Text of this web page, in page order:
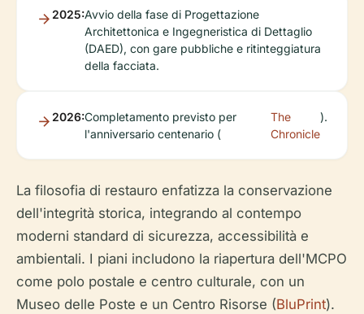
2025:Avvio della fase di Progettazione
Architettonica e Ingegneristica di Dettaglio
(DAED), con gare pubbliche e ritinteggiatura
della facciata.
2026:Completamento previsto per
l'anniversario centenario (
The
Chronicle
).
La filosofia di restauro enfatizza la conservazione
dell'integrità storica, integrando al contempo
moderni standard di sicurezza, accessibilità e
ambientali. I piani includono la riapertura dell'MCPO
come polo postale e centro culturale, con un
Museo delle Poste e un Centro Risorse (BluPrint).